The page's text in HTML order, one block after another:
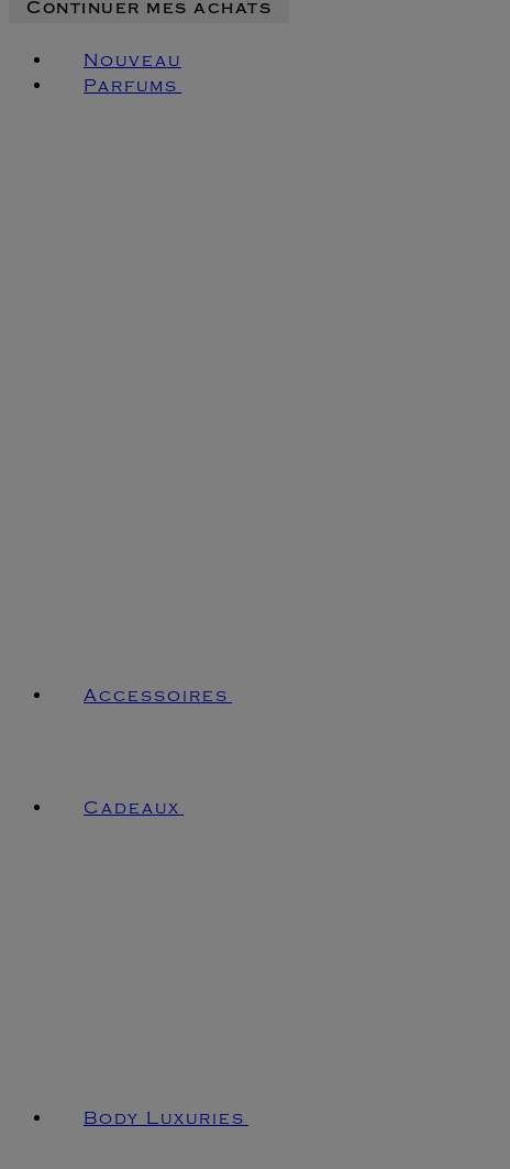
Continuer mes achats
Nouveau
Parfums
Accessoires
Cadeaux
Body Luxuries